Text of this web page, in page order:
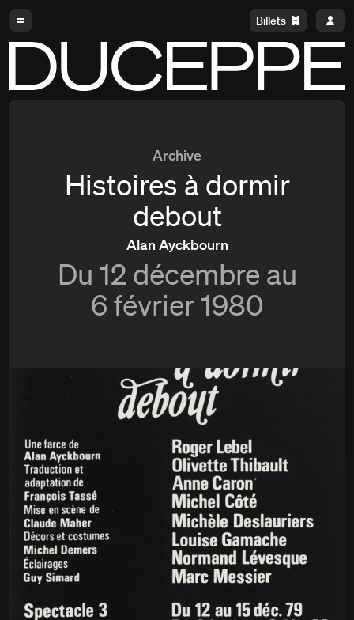
Billets
Archive
Histoires à dormir
debout
Alan Ayckbourn
Du 12 décembre au
6 février 1980